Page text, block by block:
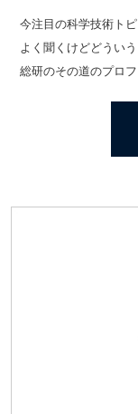
今注目の科学技術ト
よく聞くけどどうい
総研のその道のプロ